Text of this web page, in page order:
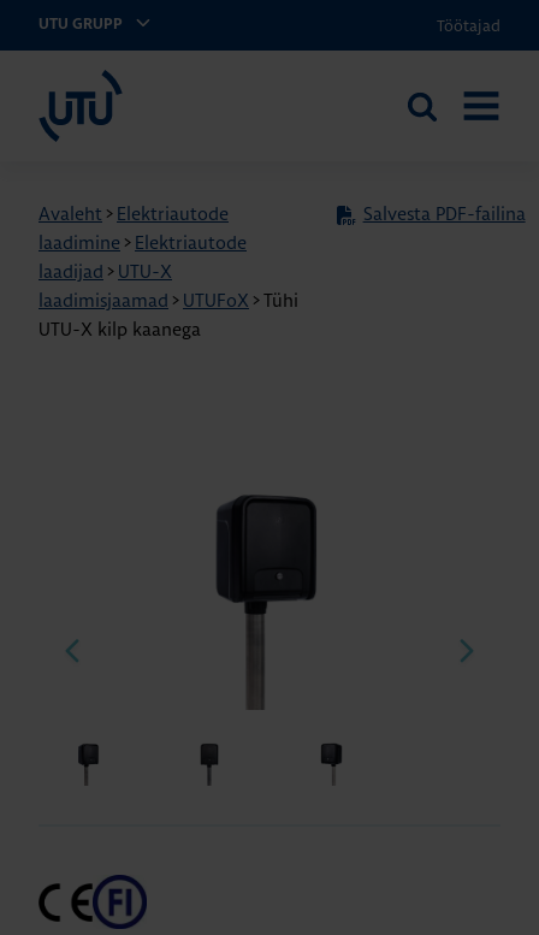
UTU GRUPP Töötajad
Otsi
Avaleht > Elektriautode
laadimine > Elektriautode
laadijad > UTU-X
laadimisjaamad > UTUFoX >Tühi
UTU-X kilp kaanega
Salvesta PDF-failina